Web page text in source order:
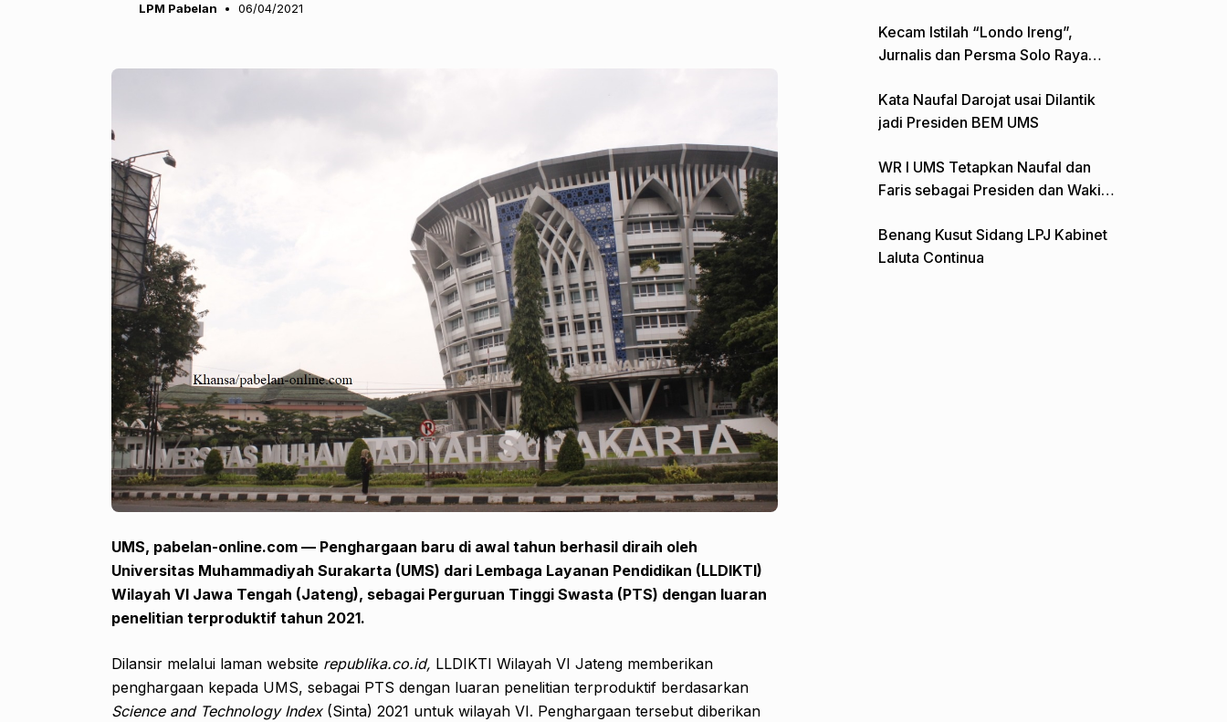
LPM Pabelan 06/04/2021
UMS, pabelan-online.com — Penghargaan baru di awal tahun berhasil diraih oleh
Universitas Muhammadiyah Surakarta (UMS) dari Lembaga Layanan Pendidikan (LLDIKTI)
Wilayah VI Jawa Tengah (Jateng), sebagai Perguruan Tinggi Swasta (PTS) dengan luaran
penelitian terproduktif tahun 2021.
Dilansir melalui laman website republika.co.id, LLDIKTI Wilayah VI Jateng memberikan
penghargaan kepada UMS, sebagai PTS dengan luaran penelitian terproduktif berdasarkan
Science and Technology Index (Sinta) 2021 untuk wilayah VI. Penghargaan tersebut diberikan
Kecam Istilah “Londo Ireng”,
Jurnalis dan Persma Solo Raya
Kata Naufal Darojat usai Dilantik
jadi Presiden BEM UMS
WR I UMS Tetapkan Naufal dan
Faris sebagai Presiden dan Wakil
Benang Kusut Sidang LPJ Kabinet
Laluta Continua